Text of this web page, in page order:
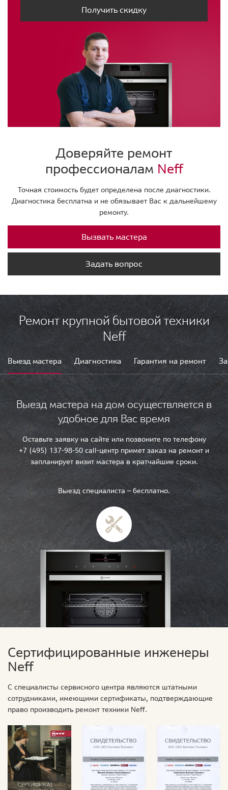
Получить скидку
Доверяйте ремонт
профессионалам Neff
Точная стоимость будет определена после диагностики.
Диагностика бесплатна и не обязывает Вас к дальнейшему
ремонту.
Вызвать мастера
Задать вопрос
Ремонт крупной бытовой техники
Neff
Выезд мастера Диагностика Гарантия на ремонт
Выезд мастера на дом осуществляется в
удобное для Вас время
Оставьте заявку на сайте или позвоните по телефону
+7 (495) 137-98-50 call-центр примет заказ на ремонт и
запланирует визит мастера в кратчайшие сроки.
Выезд специалиста — бесплатно.
Сертифицированные инженеры
Neff
С специалисты сервисного центра являются штатными
сотрудниками, имеющими сертификаты, подтверждающие
право производить ремонт техники Neff.